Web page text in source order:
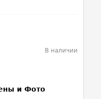
В наличии